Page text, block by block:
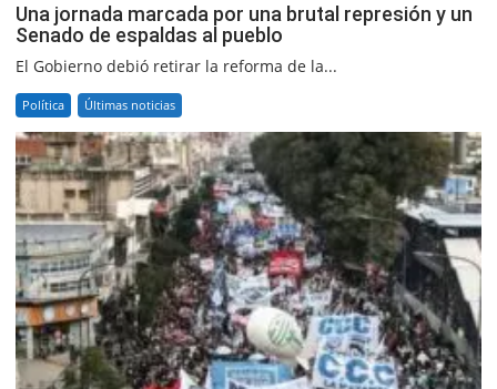
Una jornada marcada por una brutal represión y un
Senado de espaldas al pueblo
El Gobierno debió retirar la reforma de la...
Política Últimas noticias